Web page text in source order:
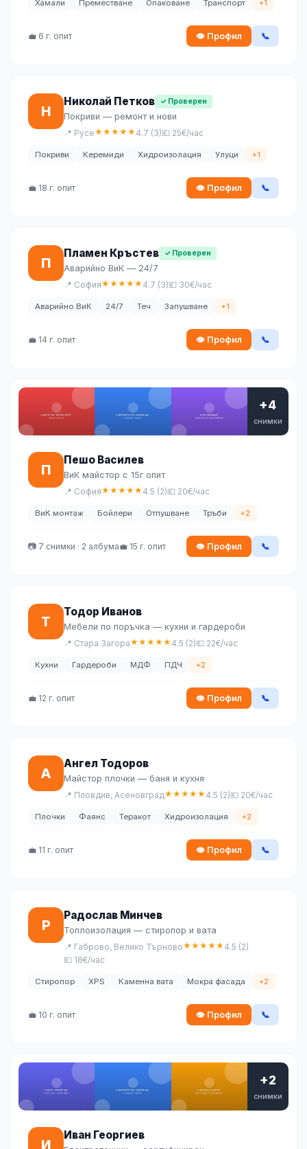
Хамали Преместване Опаковане Транспорт +1
💼 6 г. опит 👁 Профил 📞
Н
Николай Петков ✓ Проверен
Покриви — ремонт и нови
📍 Русе★★★★★4.7 (3)💶 25€/час
Покриви Керемиди Хидроизолация Улуци +1
💼 18 г. опит 👁 Профил 📞
П
Пламен Кръстев ✓ Проверен
Аварийно ВиК — 24/7
📍 София★★★★★4.7 (3)💶 30€/час
Аварийно ВиК 24/7 Теч Запушване +1
💼 14 г. опит 👁 Профил 📞
+4
снимки
П
Пешо Василев
ВиК майстор с 15г опит
📍 София★★★★★4.5 (2)💶 20€/час
ВиК монтаж Бойлери Отпушване Тръби +2
📷 7 снимки · 2 албума💼 15 г. опит 👁 Профил 📞
Т
Тодор Иванов
Мебели по поръчка — кухни и гардероби
📍 Стара Загора★★★★★4.5 (2)💶 22€/час
Кухни Гардероби МДФ ПДЧ +2
💼 12 г. опит 👁 Профил 📞
А
Ангел Тодоров
Майстор плочки — баня и кухня
📍 Пловдив, Асеновград★★★★★4.5 (2)💶 20€/час
Плочки Фаянс Теракот Хидроизолация +2
💼 11 г. опит 👁 Профил 📞
Р
Радослав Минчев
Топлоизолация — стиропор и вата
📍 Габрово, Велико Търново★★★★★4.5 (2)
💶 18€/час
Стиропор XPS Каменна вата Мокра фасада +2
💼 10 г. опит 👁 Профил 📞
+2
снимки
И
Иван Георгиев